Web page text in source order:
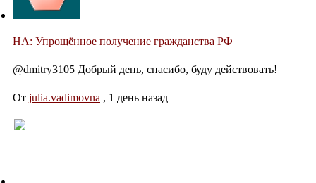
НА: Упрощённое получение гражданства РФ
@dmitry3105 Добрый день, спасибо, буду действовать!
От julia.vadimovna , 1 день назад